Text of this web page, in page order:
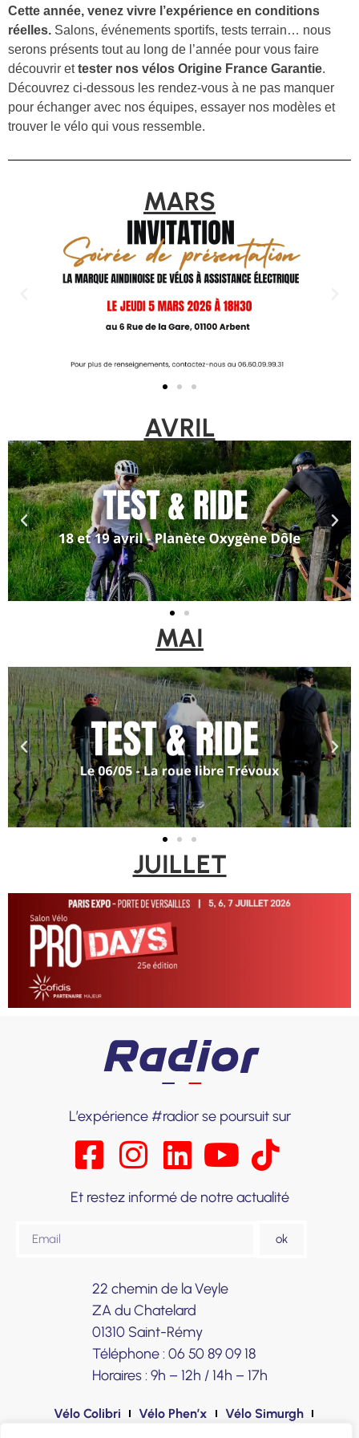
Cette année, venez vivre l’expérience en conditions
réelles. Salons, événements sportifs, tests terrain… nous
serons présents tout au long de l’année pour vous faire
découvrir ettester nos vélos Origine France Garantie.
Découvrez ci-dessous les rendez-vous à ne pas manquer
pour échanger avec nos équipes, essayer nos modèles et
trouver le vélo qui vous ressemble.
MARS
AVRIL
MAI
JUILLET
L’expérience #radior se poursuit sur
Et restez informé de notre actualité
ok
22 chemin de la Veyle
ZA du Chatelard
01310 Saint-Rémy
Téléphone : 06 50 89 09 18
Horaires : 9h – 12h / 14h – 17h
Vélo Colibri Vélo Phen’x
Vélo Simurgh